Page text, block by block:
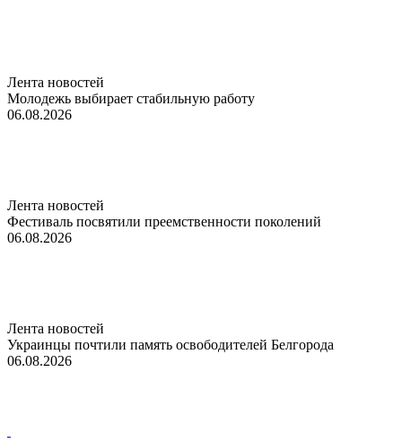
Лента новостей
Молодежь выбирает стабильную работу
06.08.2026
Лента новостей
Фестиваль посвятили преемственности поколений
06.08.2026
Лента новостей
Украинцы почтили память освободителей Белгорода
06.08.2026